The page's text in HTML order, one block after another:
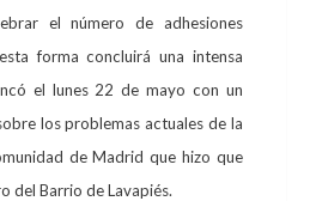
el número de adhesiones
forma concluirá una intensa
el lunes 22 de mayo con un
los problemas actuales de la
de Madrid que hizo que
del Barrio de Lavapiés.